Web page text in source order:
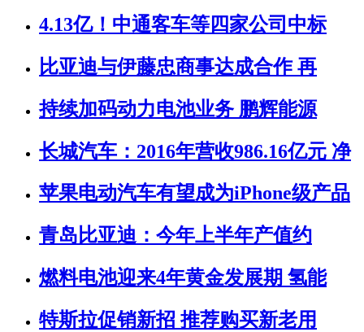
4.13亿！中通客车等四家公司中标
比亚迪与伊藤忠商事达成合作 再
持续加码动力电池业务 鹏辉能源
长城汽车：2016年营收986.16亿元 净
苹果电动汽车有望成为iPhone级产品
青岛比亚迪：今年上半年产值约
燃料电池迎来4年黄金发展期 氢能
特斯拉促销新招 推荐购买新老用